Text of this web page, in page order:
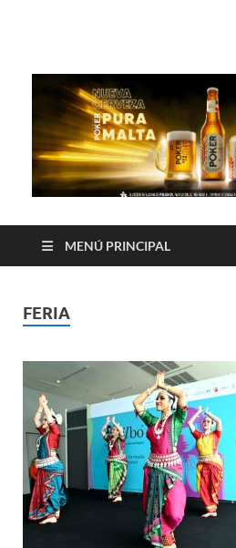
MENÚ PRINCIPAL
FERIA